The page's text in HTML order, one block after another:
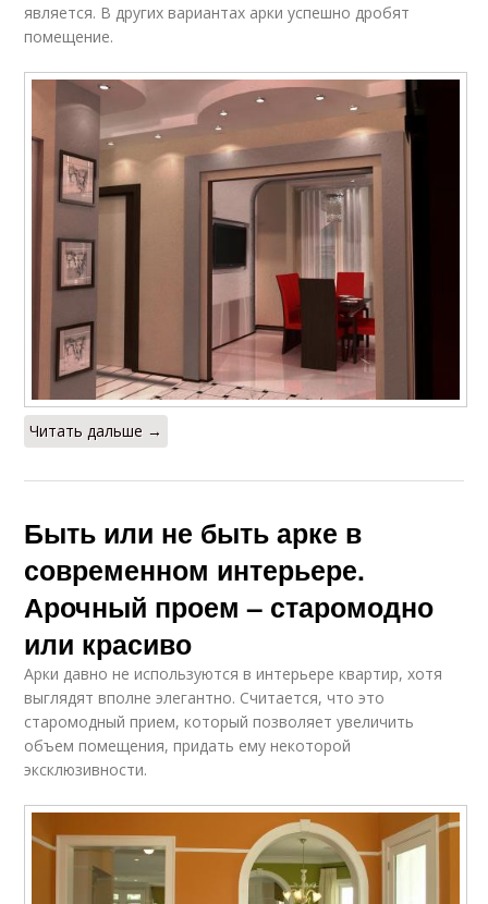
является. В других вариантах арки успешно дробят
помещение.
Читать дальше →
Быть или не быть арке в
современном интерьере.
Арочный проем – старомодно
или красиво
Арки давно не используются в интерьере квартир, хотя
выглядят вполне элегантно. Считается, что это
старомодный прием, который позволяет увеличить
объем помещения, придать ему некоторой
эксклюзивности.